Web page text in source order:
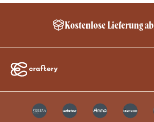
Kostenlose Lieferung ab